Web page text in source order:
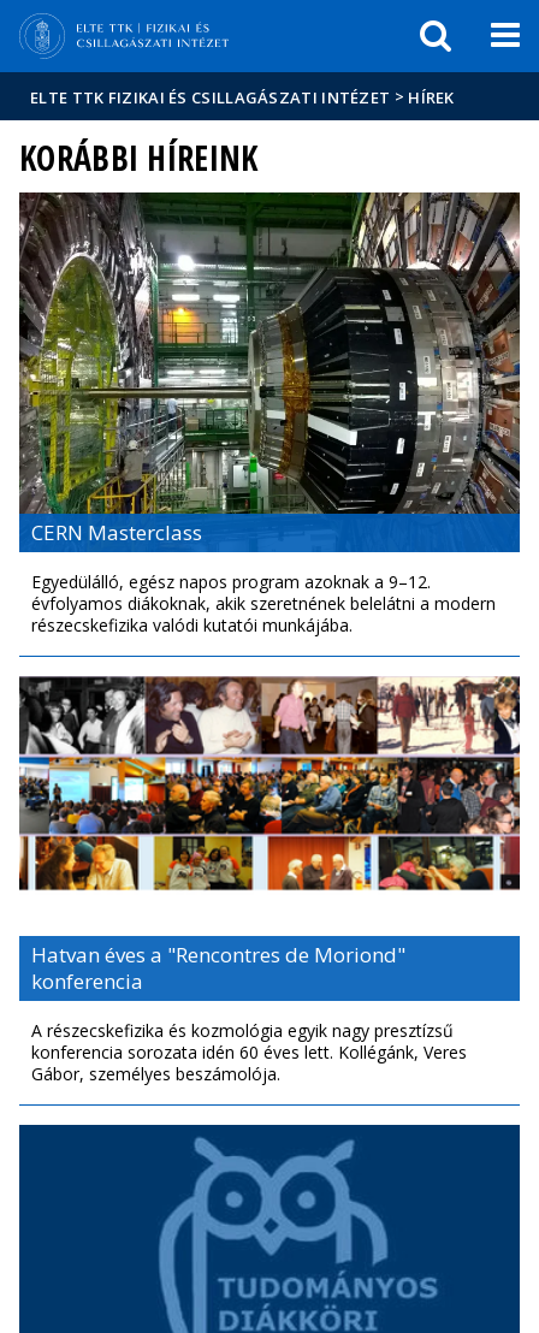
Események
sajtóban
ELTE TTK FIZIKAI ÉS CSILLAGÁSZATI INTÉZET > HÍREK
KORÁBBI HÍREINK
CERN Masterclass
Egyedülálló, egész napos program azoknak a 9–12.
évfolyamos diákoknak, akik szeretnének belelátni a modern
részecskefizika valódi kutatói munkájába.
Hatvan éves a "Rencontres de Moriond"
konferencia
A részecskefizika és kozmológia egyik nagy presztízsű
konferencia sorozata idén 60 éves lett. Kollégánk, Veres
Gábor, személyes beszámolója.